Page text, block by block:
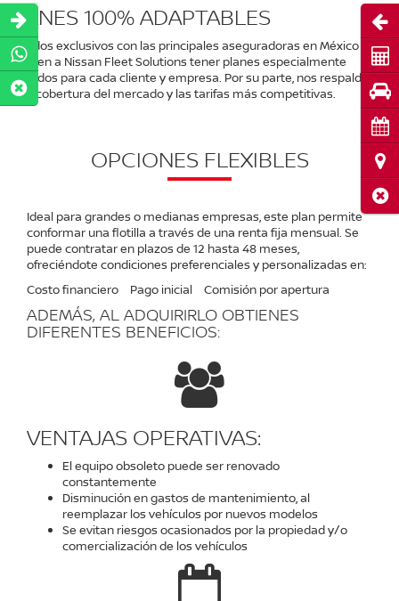
PLANES 100% ADAPTABLES
Acuerdos exclusivos con las principales aseguradoras en México
permiten a Nissan Fleet Solutions tener planes especialmente
diseñados para cada cliente y empresa. Por su parte, nos respaldan la
mejor cobertura del mercado y las tarifas más competitivas.
OPCIONES FLEXIBLES
Ideal para grandes o medianas empresas, este plan permite
conformar una flotilla a través de una renta fija mensual. Se
puede contratar en plazos de 12 hasta 48 meses,
ofreciéndote condiciones preferenciales y personalizadas en:
Costo financiero
Pago inicial Comisión por apertura
ADEMÁS, AL ADQUIRIRLO OBTIENES
DIFERENTES BENEFICIOS:
VENTAJAS OPERATIVAS:
El equipo obsoleto puede ser renovado
constantemente
Disminución en gastos de mantenimiento, al
reemplazar los vehículos por nuevos modelos
Se evitan riesgos ocasionados por la propiedad y/o
comercialización de los vehículos